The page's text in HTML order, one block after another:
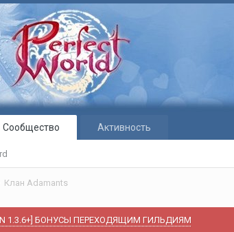
Сообщество Активность
Клан Adamants
1.3.6+] БОНУСЫ ПЕРЕХОДЯЩИМ ГИЛЬДИЯМ